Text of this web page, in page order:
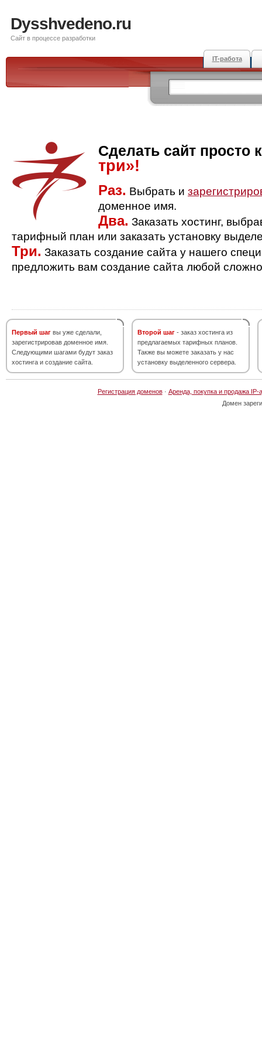
Dysshvedeno.ru
Сайт в процессе разработки
IT-работа
Сделать сайт просто
три»!
Раз. Выбрать и
доменное имя.
Два. Заказать хостинг,
тарифный план или заказать установку
Три. Заказать создание сайта у нашего
предложить вам создание сайта любой
Первый шаг вы уже сделали,
зарегистрировав доменное имя.
Следующими шагами будут заказ
хостинга и создание сайта.
Второй шаг - заказ хостинга из
предлагаемых тарифных планов.
Также вы можете заказать у нас
установку выделенного сервера.
Регистрация доменов· Аренда, покупка и продажа IP-
Домен